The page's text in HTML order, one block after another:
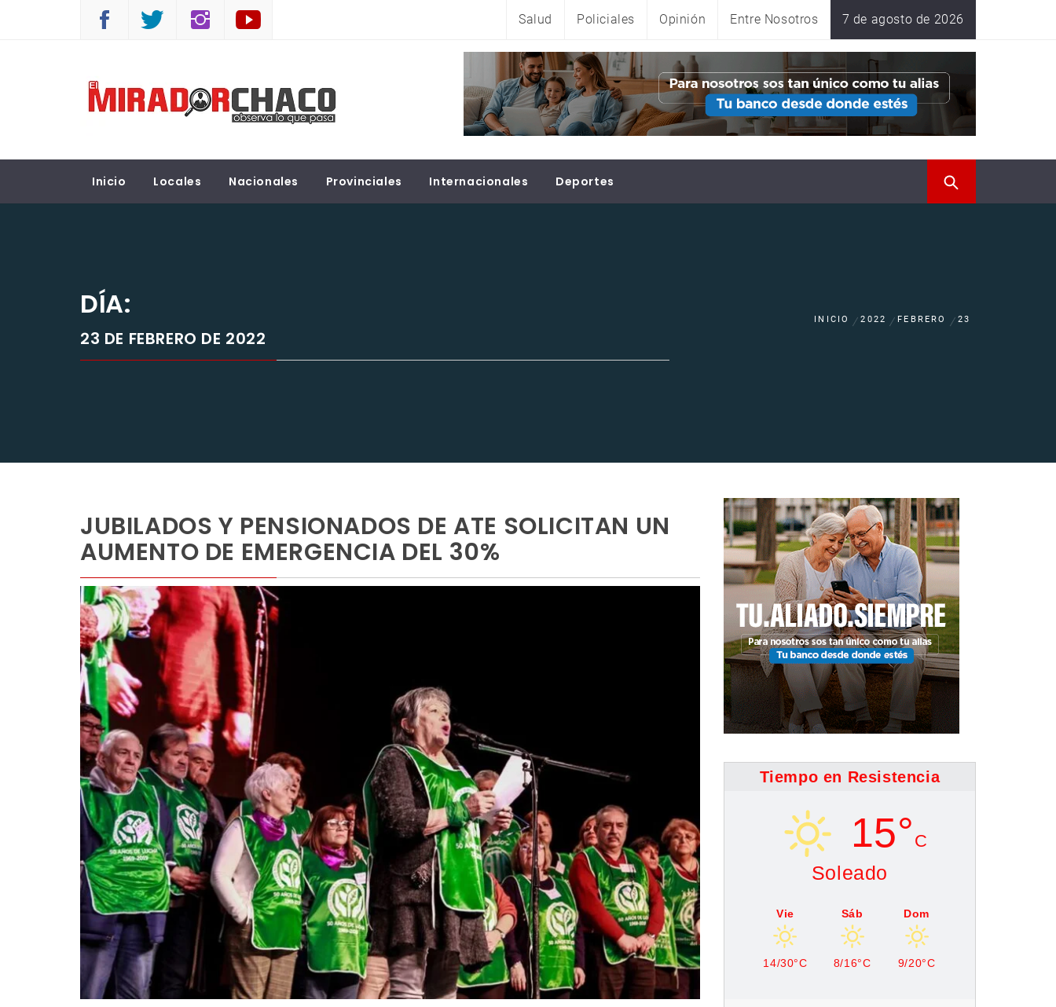
Salud Policiales Opinión Entre Nosotros 7 de agosto de 2026
EL MIRADOR CHACO
Inicio Locales Nacionales Provinciales Internacionales Deportes
DÍA:
23 DE FEBRERO DE 2022
INICIO 2022 FEBRERO 23
JUBILADOS Y PENSIONADOS DE ATE SOLICITAN UN
AUMENTO DE EMERGENCIA DEL 30%
Tiempo en Resistencia
15° C
Soleado
Vie
14/30°C
Sáb
8/16°C
Dom
9/20°C